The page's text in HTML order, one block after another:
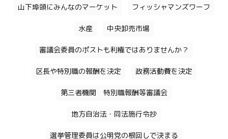
山下埠頭にみんなのマーケット フィッシャマンズワーフ
水産 中央卸売市場
審議会委員のポストも利権ではありませんか？
区長や特別職の報酬を決定 政務活動費を決定
第三者機関 特別職報酬等審議会
地方自治法・同法施行令抄
選挙管理委員は公明党の根回しで決まる